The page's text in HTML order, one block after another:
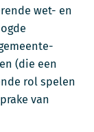
wet- en
(die een
rol spelen
van